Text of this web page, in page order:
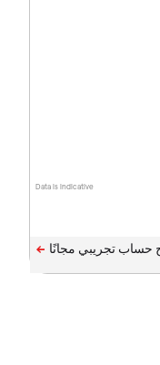
Data is indicative